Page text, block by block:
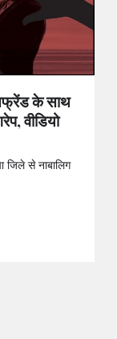
के साथ
वीडियो
से नाबालिग